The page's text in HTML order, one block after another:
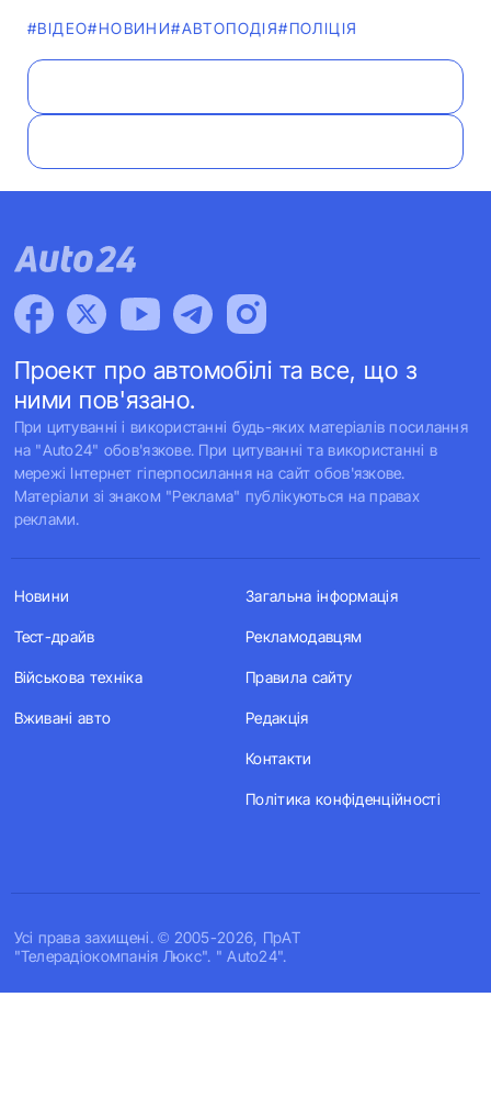
#ВІДЕО#НОВИНИ#АВТОПОДІЯ#ПОЛІЦІЯ
Проект про автомобілі та все, що з
ними пов'язано.
При цитуванні і використанні будь-яких матеріалів посилання
на "Auto24" обов'язкове. При цитуванні та використанні в
мережі Інтернет гіперпосилання на сайт обов'язкове.
Матеріали зі знаком "Реклама" публікуються на правах
реклами.
Усi права захищенi. © 2005-2026, ПрАТ
"Телерадіокомпанія Люкс". " Auto24".
Новини
Тест-драйв
Військова техніка
Вживані авто
Загальна інформація
Рекламодавцям
Правила сайту
Редакція
Контакти
Політика конфіденційності